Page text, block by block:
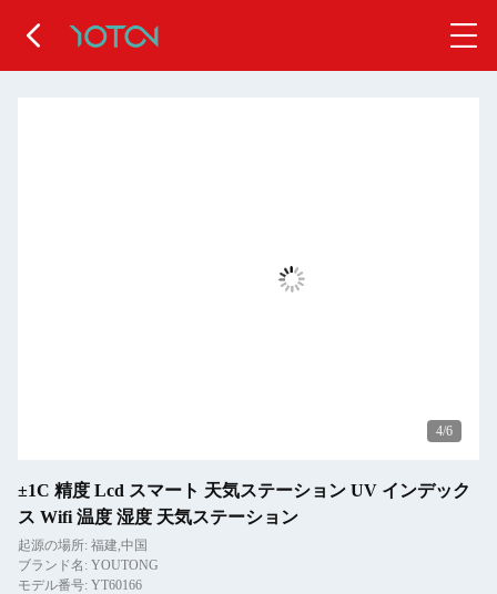
4/6
±1C 精度 Lcd スマート 天気ステーション UV インデック
ス Wifi 温度 湿度 天気ステーション
起源の場所: 福建,中国
ブランド名: YOUTONG
モデル番号: YT60166